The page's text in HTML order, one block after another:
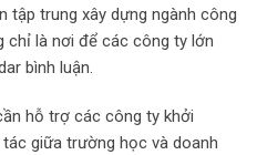
tập trung xây dựng ngành công
chỉ là nơi để các công ty lớn
bình luận.
hỗ trợ các công ty khởi
giữa trường học và doanh